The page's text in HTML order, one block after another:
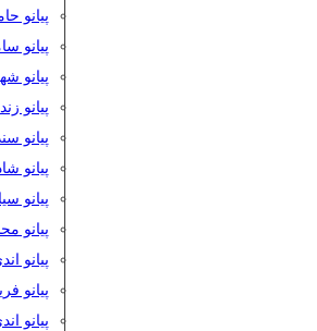
پیانو
پیانو
پیانو
پیانو
پیانو
پیانو
پیانو
پیانو
پیانو
پیانو
پیانو